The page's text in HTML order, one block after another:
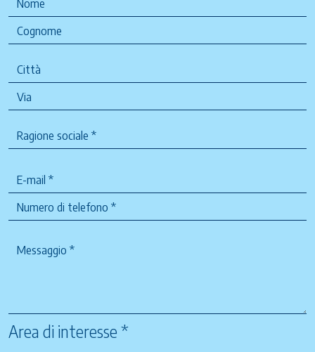
Area di interesse *